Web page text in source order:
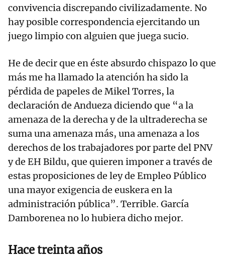
convivencia discrepando civilizadamente. No
hay posible correspondencia ejercitando un
juego limpio con alguien que juega sucio.
He de decir que en éste absurdo chispazo lo que
más me ha llamado la atención ha sido la
pérdida de papeles de Mikel Torres, la
declaración de Andueza diciendo que “a la
amenaza de la derecha y de la ultraderecha se
suma una amenaza más, una amenaza a los
derechos de los trabajadores por parte del PNV
y de EH Bildu, que quieren imponer a través de
estas proposiciones de ley de Empleo Público
una mayor exigencia de euskera en la
administración pública”. Terrible. García
Damborenea no lo hubiera dicho mejor.
Hace treinta años